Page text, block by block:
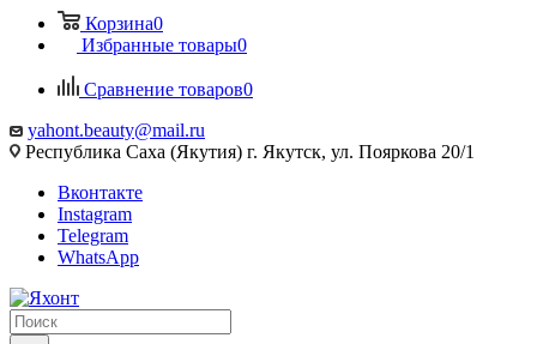
Корзина0
Избранные товары0
Сравнение товаров0
yahont.beauty@mail.ru
Республика Саха (Якутия) г. Якутск, ул. Пояркова 20/1
Вконтакте
Instagram
Telegram
WhatsApp